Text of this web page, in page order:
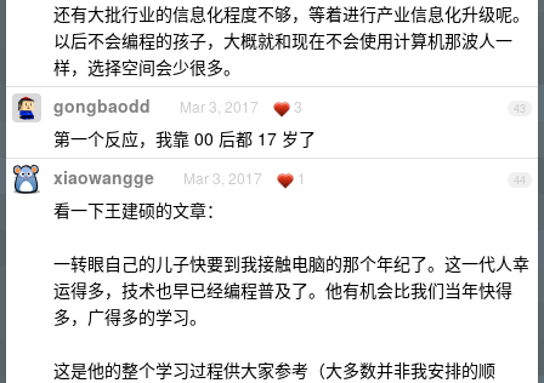
还有大批行业的信息化程度不够，等着进行产业信息化升级呢。
以后不会编程的孩子，大概就和现在不会使用计算机那波人一
样，选择空间会少很多。
43
gongbaodd Mar 3, 2017 3
第一个反应，我靠 00 后都 17 岁了
44
xiaowangge Mar 3, 2017 1
看一下王建硕的文章：
一转眼自己的儿子快要到我接触电脑的那个年纪了。这一代人幸
运得多，技术也早已经编程普及了。他有机会比我们当年快得
多，广得多的学习。
这是他的整个学习过程供大家参考（大多数并非我安排的顺